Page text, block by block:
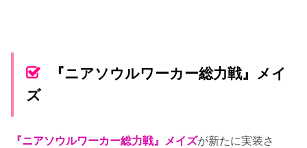
『ニアソウルワーカー総力戦』メイ
ズ
『ニアソウルワーカー総力戦』メイズが新たに実装さ